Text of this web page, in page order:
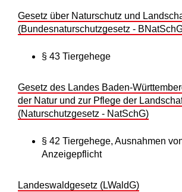
Gesetz über Naturschutz und
(Bundesnaturschutzgesetz -
§ 43 Tiergehege
Gesetz des Landes Baden-
der Natur und zur Pflege der
(Naturschutzgesetz - NatSchG)
§ 42 Tiergehege, Ausnahmen
Anzeigepflicht
Landeswaldgesetz (LWaldG)